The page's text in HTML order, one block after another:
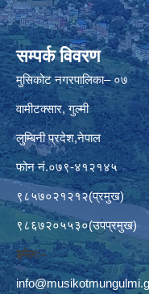
सम्पर्क विवरण
मुसिकोट नगरपालिका– ०७
वामीटक्सार, गुल्मी
लुम्बिनी प्रदेश,नेपाल
फोन नं.०७९-४१२१४५
९८५७०२१२१२(प्रमुख)
९८६७२०५५३०(उपप्रमुख)
इमेलः–